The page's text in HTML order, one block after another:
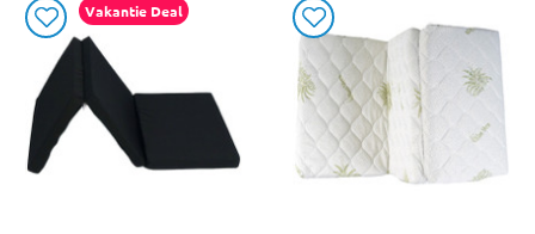
Vakantie Deal